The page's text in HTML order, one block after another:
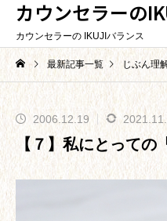
カウンセラーの
カウンセラーの IKUJIバランス
最新記事一覧 じぶん理
2006.12.19
【７】私にとっての